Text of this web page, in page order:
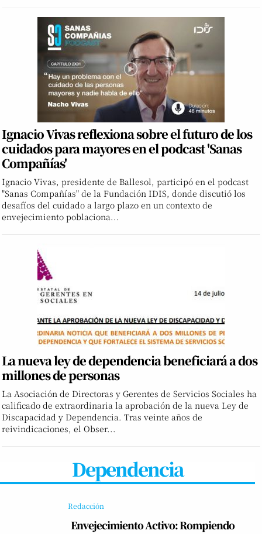
Ignacio Vivas reflexiona sobre el futuro de los
cuidados para mayores en el podcast 'Sanas
Compañías'
Ignacio Vivas, presidente de Ballesol, participó en el podcast
"Sanas Compañías" de la Fundación IDIS, donde discutió los
desafíos del cuidado a largo plazo en un contexto de
envejecimiento poblaciona...
La nueva ley de dependencia beneficiará a dos
millones de personas
La Asociación de Directoras y Gerentes de Servicios Sociales ha
calificado de extraordinaria la aprobación de la nueva Ley de
Discapacidad y Dependencia. Tras veinte años de
reivindicaciones, el Obser...
Redacción
Dependencia
Envejecimiento Activo: Rompiendo